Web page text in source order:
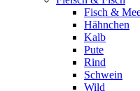
Fisch &
Hähnchen
Kalb
Pute
Rind
Schwein
Wild